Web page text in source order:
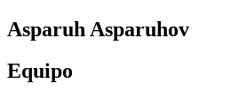
Asparuh Asparuhov
Equipo